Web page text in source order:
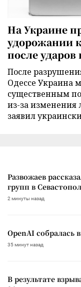
На Украине
удорожании
после
После
Одессе Украина
существенным
из-за изменения
заявил
Развожаев
групп в
2 минуты назад
OpenAI собралась
35 минут назад
В результате